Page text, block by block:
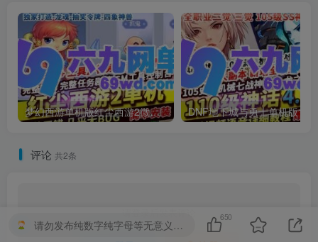
梦幻西游单机版红尘西游2微变独家打造龙魂抽奖令牌四象神兽
评论 共2条
请勿发布纯数字纯字母等无意义的回复，否则将受到扣除积分、禁言、等处罚。
650